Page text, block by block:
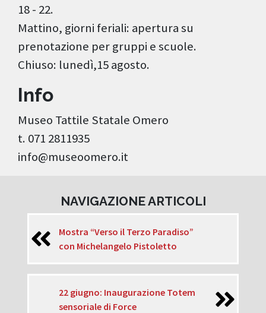
18 - 22.
Mattino, giorni feriali: apertura su
prenotazione per gruppi e scuole.
Chiuso: lunedì,15 agosto.
Info
Museo Tattile Statale Omero
t. 071 2811935
info@museoomero.it
NAVIGAZIONE ARTICOLI
Mostra “Verso il Terzo Paradiso”
con Michelangelo Pistoletto
22 giugno: Inaugurazione Totem
sensoriale di Force